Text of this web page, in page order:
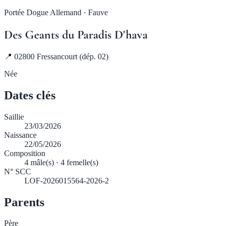
Portée Dogue Allemand · Fauve
Des Geants du Paradis D'hava
📍 02800 Fressancourt (dép. 02)
Née
Dates clés
Saillie
23/03/2026
Naissance
22/05/2026
Composition
4 mâle(s) · 4 femelle(s)
N° SCC
LOF-2026015564-2026-2
Parents
Père